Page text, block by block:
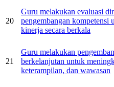
20
Guru melakukan evaluasi
pengembangan kompetensi
kinerja secara berkala
21
Guru melakukan
berkelanjutan untuk
keterampilan, dan wawasan